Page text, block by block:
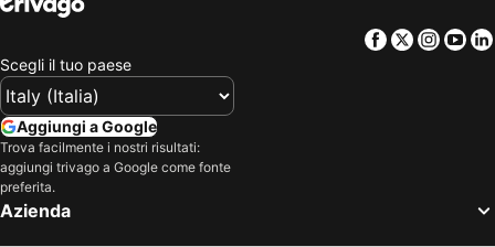
Facebook
Twitter
Scegli il tuo paese
Aggiungi a Google
Trova facilmente i nostri risultati:
aggiungi trivago a Google come fonte
preferita.
Azienda